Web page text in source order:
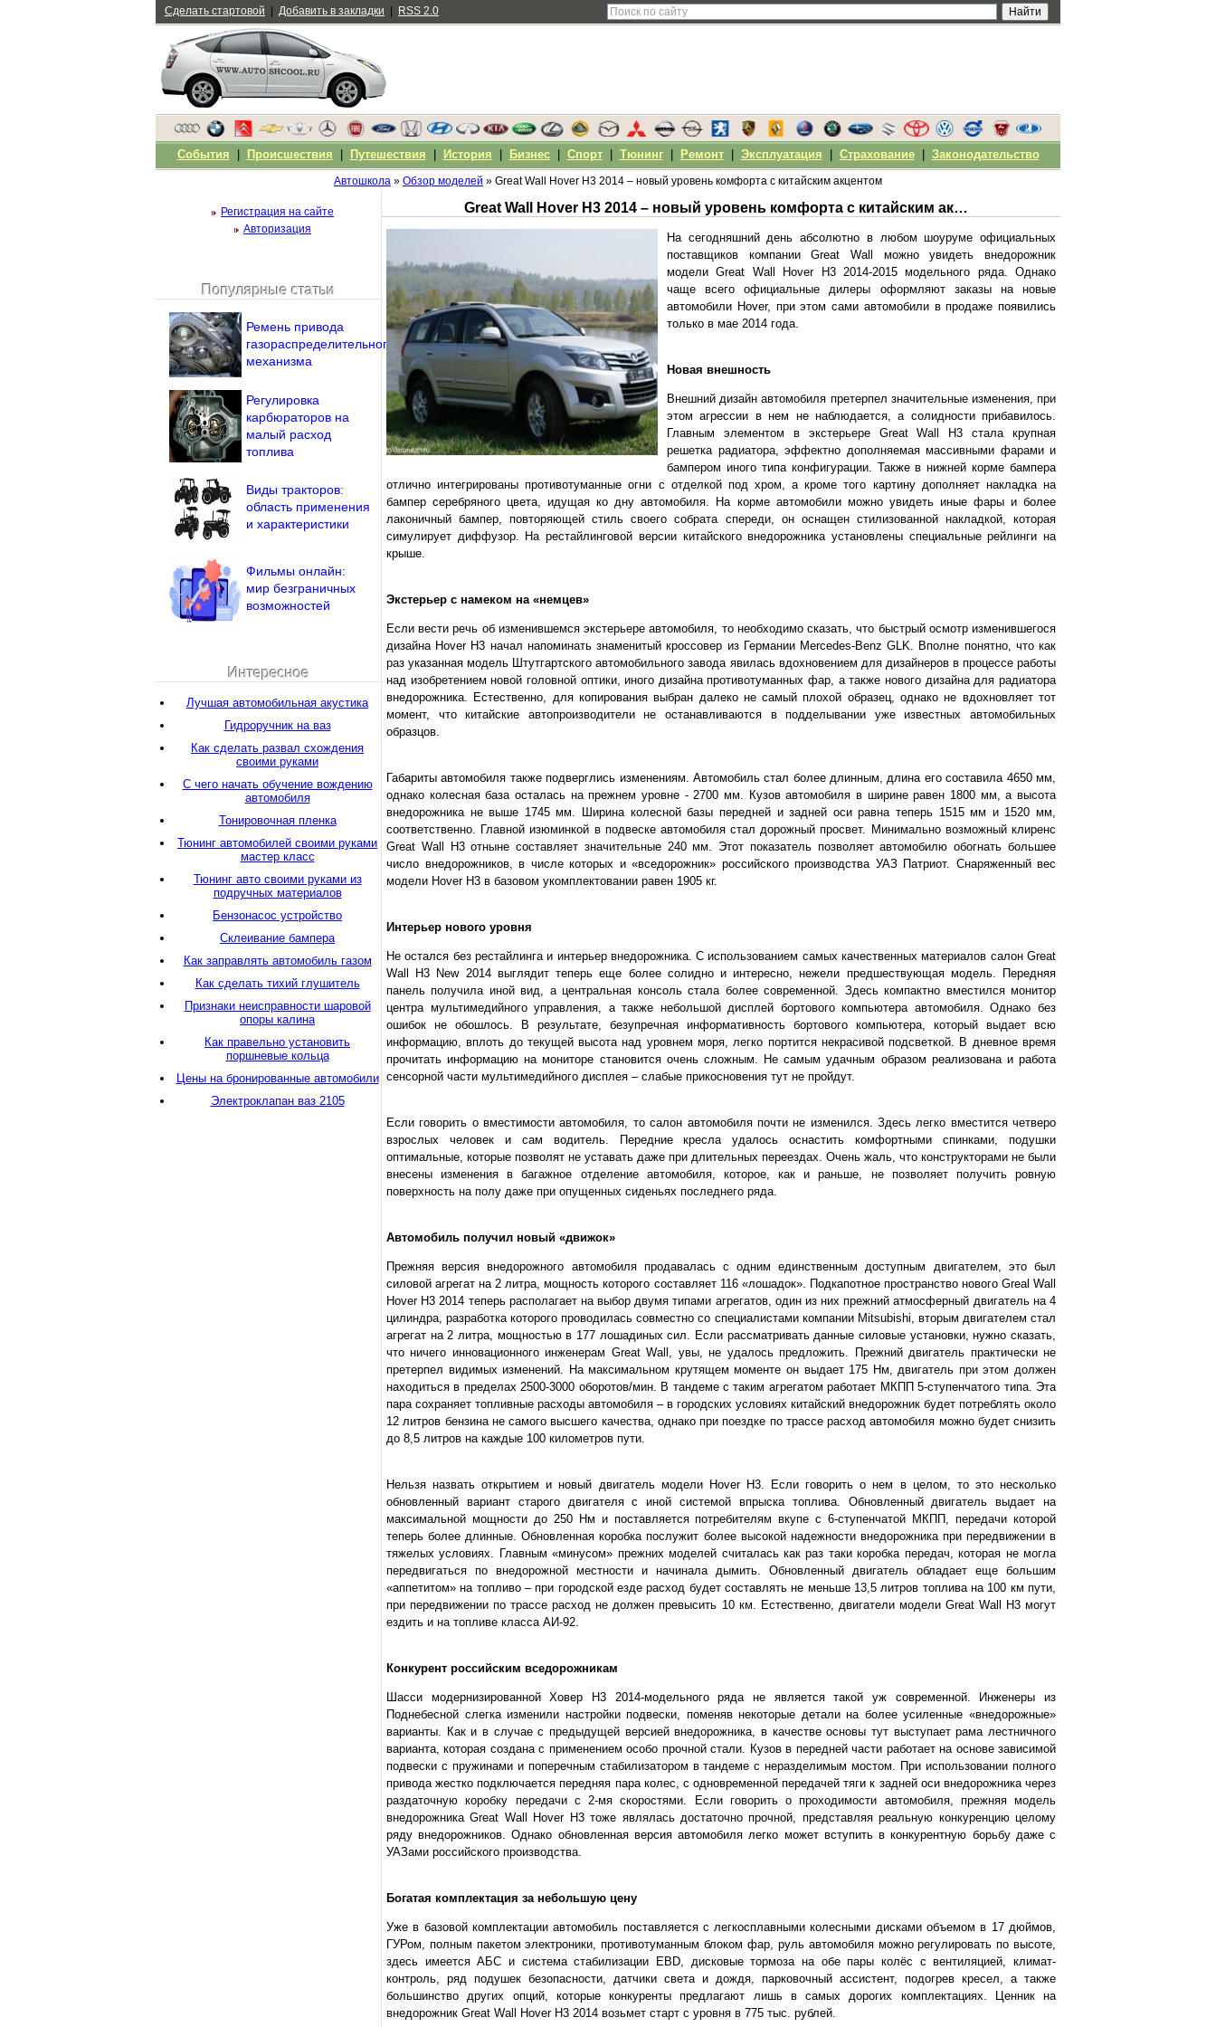
Автошкола » Обзор моделей » Great Wall Hover H3 2014 – новый уровень комфорта с китайским акцентом
Great Wall Hover H3 2014 – новый уровень комфорта с китайским акцентом
На сегодняшний день абсолютно в любом шоуруме официальных
поставщиков компании Great Wall можно увидеть внедорожник
модели Great Wall Hover H3 2014-2015 модельного ряда. Однако
чаще всего официальные дилеры оформляют заказы на новые
автомобили Hover, при этом сами автомобили в продаже появились
только в мае 2014 года.
Новая внешность
Внешний дизайн автомобиля претерпел значительные изменения, при
этом агрессии в нем не наблюдается, а солидности прибавилось.
Главным элементом в экстерьере Great Wall H3 стала крупная
решетка радиатора, эффектно дополняемая массивными фарами и
бампером иного типа конфигурации. Также в нижней корме бампера
отлично интегрированы противотуманные огни с отделкой под хром, а кроме того картину дополняет накладка на
бампер серебряного цвета, идущая ко дну автомобиля. На корме автомобили можно увидеть иные фары и более
лаконичный бампер, повторяющей стиль своего собрата спереди, он оснащен стилизованной накладкой, которая
симулирует диффузор. На рестайлинговой версии китайского внедорожника установлены специальные рейлинги на
крыше.
Экстерьер с намеком на «немцев»
Если вести речь об изменившемся экстерьере автомобиля, то необходимо сказать, что быстрый осмотр изменившегося
дизайна Hover H3 начал напоминать знаменитый кроссовер из Германии Mercedes-Benz GLK. Вполне понятно, что как
раз указанная модель Штутгартского автомобильного завода явилась вдохновением для дизайнеров в процессе работы
над изобретением новой головной оптики, иного дизайна противотуманных фар, а также нового дизайна для радиатора
внедорожника. Естественно, для копирования выбран далеко не самый плохой образец, однако не вдохновляет тот
момент, что китайские автопроизводители не останавливаются в подделывании уже известных автомобильных
образцов.
Габариты автомобиля также подверглись изменениям. Автомобиль стал более длинным, длина его составила 4650 мм,
однако колесная база осталась на прежнем уровне - 2700 мм. Кузов автомобиля в ширине равен 1800 мм, а высота
внедорожника не выше 1745 мм. Ширина колесной базы передней и задней оси равна теперь 1515 мм и 1520 мм,
соответственно. Главной изюминкой в подвеске автомобиля стал дорожный просвет. Минимально возможный клиренс
Great Wall H3 отныне составляет значительные 240 мм. Этот показатель позволяет автомобилю обогнать большее
число внедорожников, в числе которых и «вседорожник» российского производства УАЗ Патриот. Снаряженный вес
модели Hover H3 в базовом укомплектовании равен 1905 кг.
Интерьер нового уровня
Не остался без рестайлинга и интерьер внедорожника. С использованием самых качественных материалов салон Great
Wall H3 New 2014 выглядит теперь еще более солидно и интересно, нежели предшествующая модель. Передняя
панель получила иной вид, а центральная консоль стала более современной. Здесь компактно вместился монитор
центра мультимедийного управления, а также небольшой дисплей бортового компьютера автомобиля. Однако без
ошибок не обошлось. В результате, безупречная информативность бортового компьютера, который выдает всю
информацию, вплоть до текущей высота над уровнем моря, легко портится некрасивой подсветкой. В дневное время
прочитать информацию на мониторе становится очень сложным. Не самым удачным образом реализована и работа
сенсорной части мультимедийного дисплея – слабые прикосновения тут не пройдут.
Если говорить о вместимости автомобиля, то салон автомобиля почти не изменился. Здесь легко вместится четверо
взрослых человек и сам водитель. Передние кресла удалось оснастить комфортными спинками, подушки
оптимальные, которые позволят не уставать даже при длительных переездах. Очень жаль, что конструкторами не были
внесены изменения в багажное отделение автомобиля, которое, как и раньше, не позволяет получить ровную
поверхность на полу даже при опущенных сиденьях последнего ряда.
Автомобиль получил новый «движок»
Прежняя версия внедорожного автомобиля продавалась с одним единственным доступным двигателем, это был
силовой агрегат на 2 литра, мощность которого составляет 116 «лошадок». Подкапотное пространство нового Greal Wall
Hover H3 2014 теперь располагает на выбор двумя типами агрегатов, один из них прежний атмосферный двигатель на 4
цилиндра, разработка которого проводилась совместно со специалистами компании Mitsubishi, вторым двигателем стал
агрегат на 2 литра, мощностью в 177 лошадиных сил. Если рассматривать данные силовые установки, нужно сказать,
что ничего инновационного инженерам Great Wall, увы, не удалось предложить. Прежний двигатель практически не
претерпел видимых изменений. На максимальном крутящем моменте он выдает 175 Нм, двигатель при этом должен
находиться в пределах 2500-3000 оборотов/мин. В тандеме с таким агрегатом работает МКПП 5-ступенчатого типа. Эта
пара сохраняет топливные расходы автомобиля – в городских условиях китайский внедорожник будет потреблять около
12 литров бензина не самого высшего качества, однако при поездке по трассе расход автомобиля можно будет снизить
до 8,5 литров на каждые 100 километров пути.
Нельзя назвать открытием и новый двигатель модели Hover H3. Если говорить о нем в целом, то это несколько
обновленный вариант старого двигателя с иной системой впрыска топлива. Обновленный двигатель выдает на
максимальной мощности до 250 Нм и поставляется потребителям вкупе с 6-ступенчатой МКПП, передачи которой
теперь более длинные. Обновленная коробка послужит более высокой надежности внедорожника при передвижении в
тяжелых условиях. Главным «минусом» прежних моделей считалась как раз таки коробка передач, которая не могла
передвигаться по внедорожной местности и начинала дымить. Обновленный двигатель обладает еще большим
«аппетитом» на топливо – при городской езде расход будет составлять не меньше 13,5 литров топлива на 100 км пути,
при передвижении по трассе расход не должен превысить 10 км. Естественно, двигатели модели Great Wall H3 могут
ездить и на топливе класса АИ-92.
Конкурент российским вседорожникам
Шасси модернизированной Ховер Н3 2014-модельного ряда не является такой уж современной. Инженеры из
Поднебесной слегка изменили настройки подвески, поменяв некоторые детали на более усиленные «внедорожные»
варианты. Как и в случае с предыдущей версией внедорожника, в качестве основы тут выступает рама лестничного
варианта, которая создана с применением особо прочной стали. Кузов в передней части работает на основе зависимой
подвески с пружинами и поперечным стабилизатором в тандеме с неразделимым мостом. При использовании полного
привода жестко подключается передняя пара колес, с одновременной передачей тяги к задней оси внедорожника через
раздаточную коробку передачи с 2-мя скоростями. Если говорить о проходимости автомобиля, прежняя модель
внедорожника Great Wall Hover H3 тоже являлась достаточно прочной, представляя реальную конкуренцию целому
ряду внедорожников. Однако обновленная версия автомобиля легко может вступить в конкурентную борьбу даже с
УАЗами российского производства.
Богатая комплектация за небольшую цену
Уже в базовой комплектации автомобиль поставляется с легкосплавными колесными дисками объемом в 17 дюймов,
ГУРом, полным пакетом электроники, противотуманным блоком фар, руль автомобиля можно регулировать по высоте,
здесь имеется АБС и система стабилизации EBD, дисковые тормоза на обе пары колёс с вентиляцией, климат-
контроль, ряд подушек безопасности, датчики света и дождя, парковочный ассистент, подогрев кресел, а также
большинство других опций, которые конкуренты предлагают лишь в самых дорогих комплектациях. Ценник на
внедорожник Great Wall Hover H3 2014 возьмет старт с уровня в 775 тыс. рублей.
Регистрация на сайте
Авторизация
Напомнить пароль?
Популярные статьи
Ремень привода
газораспределительного
механизма
Регулировка
карбюраторов на
малый расход
топлива
Виды тракторов:
область применения
и характеристики
Фильмы онлайн:
мир безграничных
возможностей
Интересное
Лучшая автомобильная акустика
Гидроручник на ваз
Как сделать развал схождения
своими руками
С чего начать обучение вождению
автомобиля
Тонировочная пленка
Тюнинг автомобилей своими руками
мастер класс
Тюнинг авто своими руками из
подручных материалов
Бензонасос устройство
Склеивание бампера
Как заправлять автомобиль газом
Как сделать тихий глушитель
Признаки неисправности шаровой
опоры калина
Как правельно установить
поршневые кольца
Цены на бронированные автомобили
Электроклапан ваз 2105
Сделать стартовой Добавить в закладки RSS 2.0
События Происшествия Путешествия История Бизнес| Спорт| Тюнинг| Ремонт| Эксплуатация Страхование| Законодательство